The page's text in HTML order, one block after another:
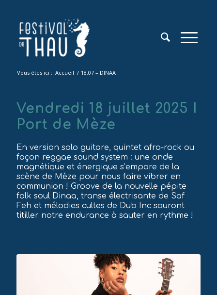
Vous êtes ici : Accueil / 18.07 – DINAA
Vendredi 18 juillet 2025 I
Port de Mèze
En version solo guitare, quintet afro-rock ou
façon reggae sound system : une onde
magnétique et énergique s’empare de la
scène de Mèze pour nous faire vibrer en
communion ! Groove de la nouvelle pépite
folk soul Dinaa, transe électrisante de Saf
Feh et mélodies cultes de Dub Inc sauront
titiller notre endurance à sauter en rythme !